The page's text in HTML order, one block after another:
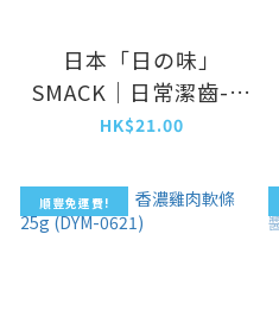
日本「日の味」
SMACK｜日常潔齒-鰹
魚味貓小食 30g
HK$21.00
順豐免運費!